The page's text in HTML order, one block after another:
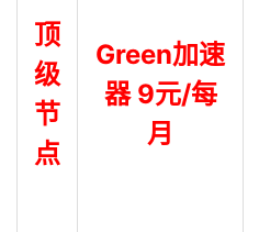
顶
级
节
点
Green加速
器 9元/每
月